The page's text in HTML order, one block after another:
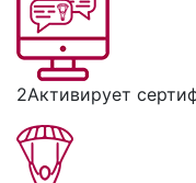
2Активирует